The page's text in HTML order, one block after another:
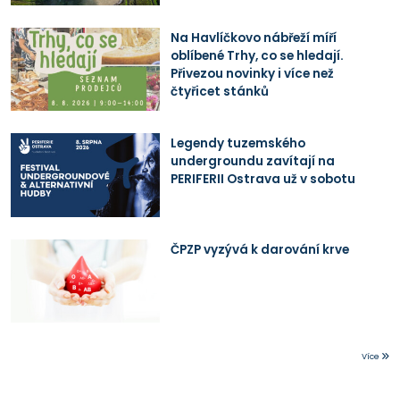
Na Havlíčkovo nábřeží míří
oblíbené Trhy, co se hledají.
Přivezou novinky i více než
čtyřicet stánků
Legendy tuzemského
undergroundu zavítají na
PERIFERII Ostrava už v sobotu
ČPZP vyzývá k darování krve
Více